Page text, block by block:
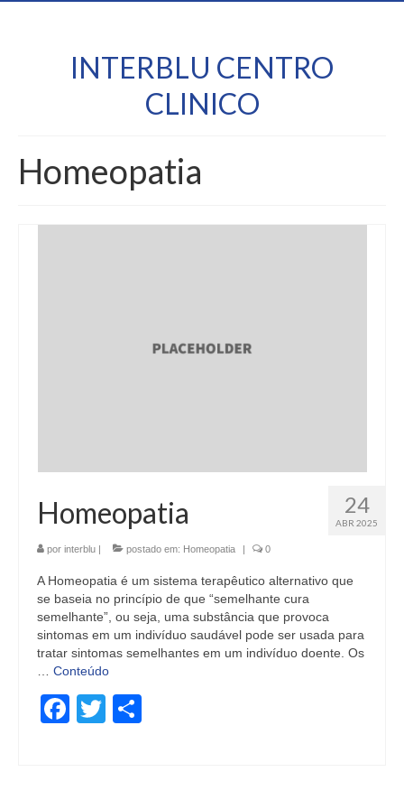
INTERBLU CENTRO
CLINICO
Homeopatia
24
ABR 2025
Homeopatia
por interblu | postado em: Homeopatia | 0
A Homeopatia é um sistema terapêutico alternativo que
se baseia no princípio de que “semelhante cura
semelhante”, ou seja, uma substância que provoca
sintomas em um indivíduo saudável pode ser usada para
tratar sintomas semelhantes em um indivíduo doente. Os
Conteúdo
Facebook
Twitter